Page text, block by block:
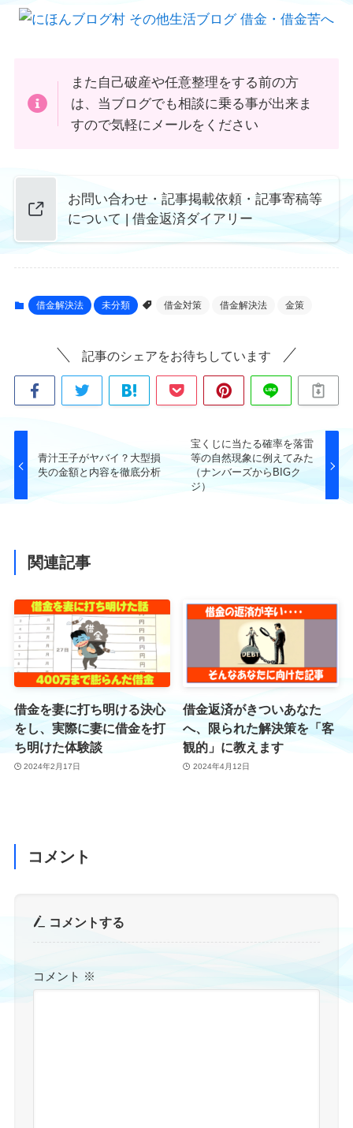
また自己破産や任意整理をする前の方
は、当ブログでも相談に乗る事が出来ま
すので気軽にメールをください
お問い合わせ・記事掲載依頼・記事寄稿等
について | 借金返済ダイアリー
借金解決法 未分類 借金対策 借金解決法 金策
記事のシェアをお待ちしています
青汁王子がヤバイ？大型損
失の金額と内容を徹底分析
宝くじに当たる確率を落雷
等の自然現象に例えてみた
（ナンバーズからBIGク
ジ）
関連記事
借金を妻に打ち明ける決心
をし、実際に妻に借金を打
ち明けた体験談
2024年2月17日
借金返済がきついあなた
へ、限られた解決策を「客
観的」に教えます
2024年4月12日
コメント
コメントする
コメント ※